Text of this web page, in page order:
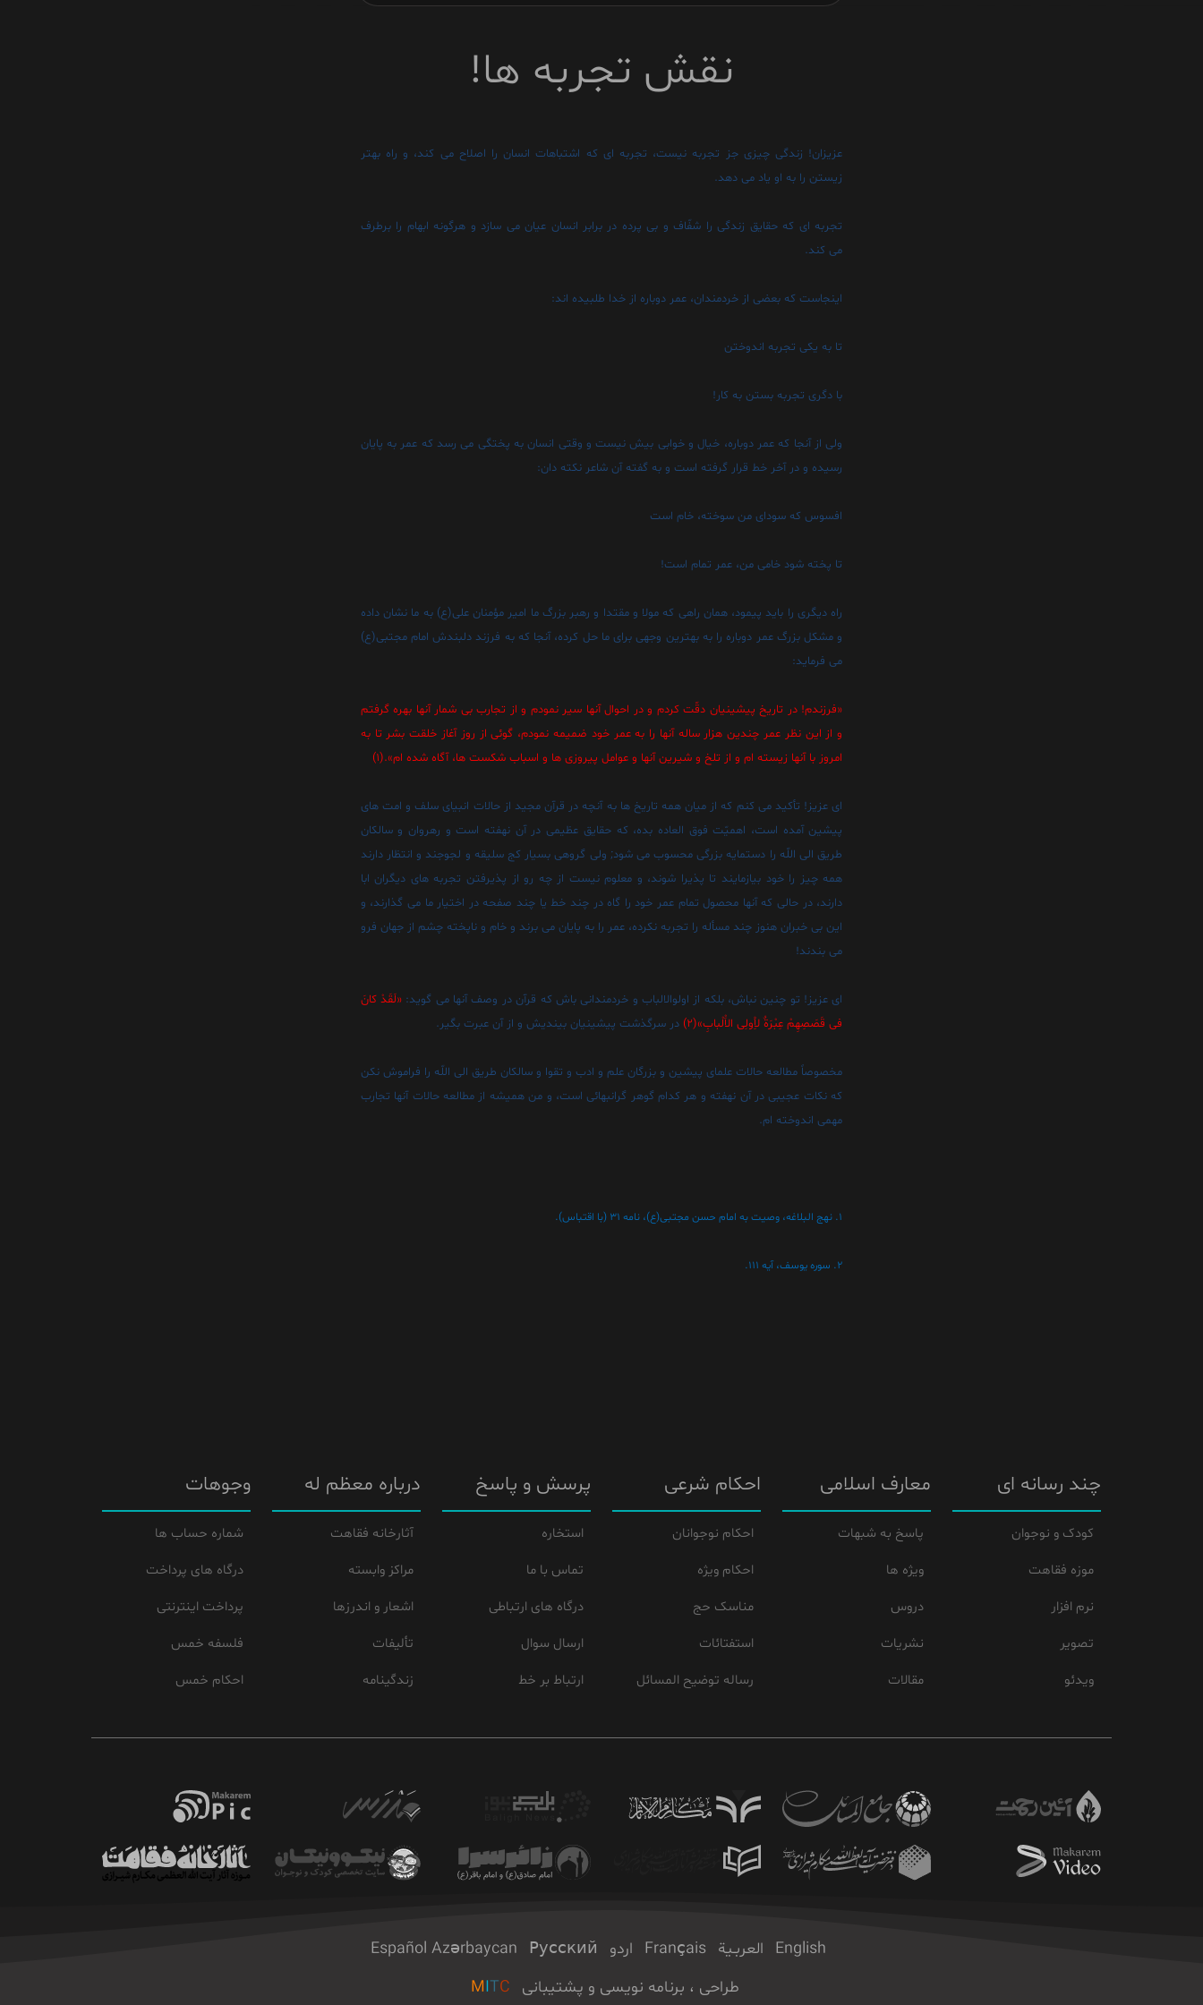
نقش تجربه ها!
عزيزان! زندگى چيزى جز تجربه نيست، تجربه اى که اشتباهات انسان را اصلاح مى کند، و راه بهتر
زيستن را به او ياد مى دهد.
تجربه اى که حقايق زندگى را شفّاف و بى پرده در برابر انسان عيان مى سازد و هرگونه ابهام را برطرف
مى کند.
اينجاست که بعضى از خردمندان، عمر دوباره از خدا طلبيده اند:
تا به يکى تجربه اندوختن
با دگرى تجربه بستن به کار!
ولى از آنجا که عمر دوباره، خيال و خوابى بيش نيست و وقتى انسان به پختگى مى رسد که عمر به پايان
رسيده و در آخر خط قرار گرفته است و به گفته آن شاعر نکته دان:
افسوس که سوداى من سوخته، خام است
تا پخته شود خامى من، عمر تمام است!
راه ديگرى را بايد پيمود، همان راهى که مولا و مقتدا و رهبر بزرگ ما امير مؤمنان على(ع) به ما نشان داده
و مشکل بزرگ عمر دوباره را به بهترين وجهى براى ما حل کرده، آنجا که به فرزند دلبندش امام مجتبى(ع)
مى فرمايد:
«فرزندم! در تاريخ پيشينيان دقّت کردم و در احوال آنها سير نمودم و از تجارب بى شمار آنها بهره گرفتم
و از اين نظر عمر چندين هزار ساله آنها را به عمر خود ضميمه نمودم، گوئى از روز آغاز خلقت بشر تا به
امروز با آنها زيسته ام و از تلخ و شيرين آنها و عوامل پيروزى ها و اسباب شکست ها، آگاه شده ام».(1)
اى عزيز! تأکيد مى کنم که از ميان همه تاريخ ها به آنچه در قرآن مجيد از حالات انبياى سلف و امت هاى
پيشين آمده است، اهميّت فوق العاده بده، که حقايق عظيمى در آن نهفته است و رهروان و سالکان
طريق الى اللّه را دستمايه بزرگى محسوب مى شود; ولى گروهى بسيار کج سليقه و لجوجند و انتظار دارند
همه چيز را خود بيازمايند تا پذيرا شوند، و معلوم نيست از چه رو از پذيرفتن تجربه هاى ديگران ابا
دارند، در حالى که آنها محصول تمام عمر خود را گاه در چند خط يا چند صفحه در اختيار ما مى گذارند، و
اين بى خبران هنوز چند مسأله را تجربه نکرده، عمر را به پايان مى برند و خام و ناپخته چشم از جهان فرو
مى بندند!
اى عزيز! تو چنين نباش، بلکه از اولوالالباب و خردمندانى باش که قرآن در وصف آنها مى گويد: «لَقَدْ کانَ
فى قَصَصِهِمْ عِبْرَةٌ لاُِولِى الاَْلْبابِ»(2)
در سرگذشت پيشينيان بينديش و از آن عبرت بگير.
مخصوصاً مطالعه حالات علماى پيشين و بزرگان علم و ادب و تقوا و سالکان طريق الى اللّه را فراموش نکن
که نکات عجيبى در آن نهفته و هر کدام گوهر گرانبهائى است، و من هميشه از مطالعه حالات آنها تجارب
مهمى اندوخته ام.
1. نهج البلاغه، وصيت به امام حسن مجتبى(ع)، نامه 31 (با اقتباس).
2. سوره يوسف، آيه 111.
چند رسانه ای
کودک و نوجوان
موزه فقاهت
نرم افزار
تصویر
ویدئو
معارف اسلامی
پاسخ به شبهات
ویژه ها
دروس
نشریات
مقالات
احکام شرعی
احکام نوجوانان
احکام ویژه
مناسک حج
استفتائات
رساله توضیح المسائل
پرسش و پاسخ
استخاره
تماس با ما
درگاه های ارتباطی
ارسال سوال
ارتباط بر خط
درباره معظم له
آثارخانه فقاهت
مراکز وابسته
اشعار و اندرزها
تألیفات
زندگینامه
وجوهات
شماره حساب ها
درگاه های پرداخت
پرداخت اینترنتی
فلسفه خمس
احکام خمس
English العربـیة Français اردو Русский
Azərbaycan
Español
طراحی ، برنامه نویسی و پشتیبانی
MITC